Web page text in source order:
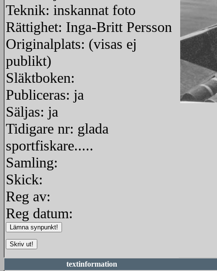
Teknik: inskannat foto
Rättighet: Inga-Britt Persson
Originalplats: (visas ej
publikt)
Släktboken:
Publiceras: ja
Säljas: ja
Tidigare nr: glada
sportfiskare.....
Samling:
Skick:
Reg av:
Reg datum:
textinformation